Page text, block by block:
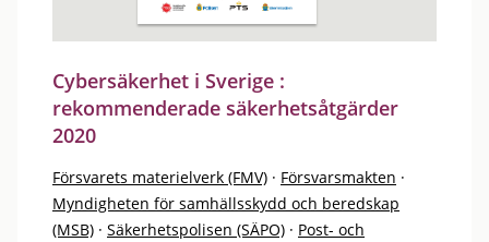
Cybersäkerhet i Sverige :
rekommenderade säkerhetsåtgärder
2020
Försvarets materielverk (FMV) · Försvarsmakten ·
Myndigheten för samhällsskydd och beredskap
(MSB) · Säkerhetspolisen (SÄPO) · Post- och